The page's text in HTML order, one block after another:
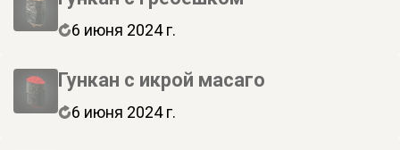
6 июня 2024 г.
Гункан с икрой масаго
6 июня 2024 г.